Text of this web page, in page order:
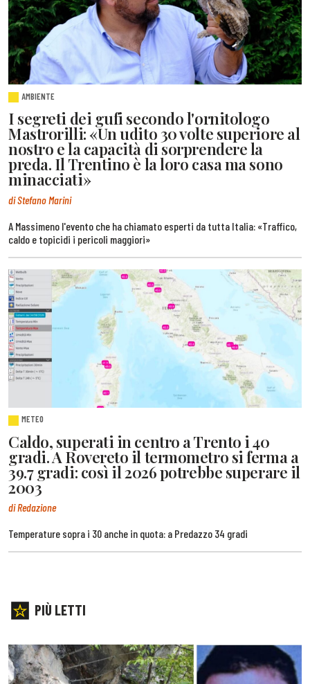
AMBIENTE
I segreti dei gufi secondo l'ornitologo
Mastrorilli: «Un udito 30 volte superiore al
nostro e la capacità di sorprendere la
preda. Il Trentino è la loro casa ma sono
minacciati»
di Stefano Marini
A Massimeno l'evento che ha chiamato esperti da tutta Italia: «Traffico,
caldo e topicidi i pericoli maggiori»
METEO
Caldo, superati in centro a Trento i 40
gradi. A Rovereto il termometro si ferma a
39.7 gradi: così il 2026 potrebbe superare il
2003
di Redazione
Temperature sopra i 30 anche in quota: a Predazzo 34 gradi
PIÙ LETTI